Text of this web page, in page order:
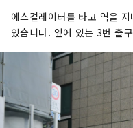
에스컬레이터를 타고 역을
있습니다. 옆에 있는 3번 출